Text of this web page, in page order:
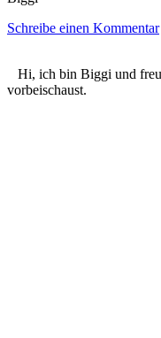
Schreibe einen Kommentar
Hi, ich bin Biggi und
vorbeischaust.